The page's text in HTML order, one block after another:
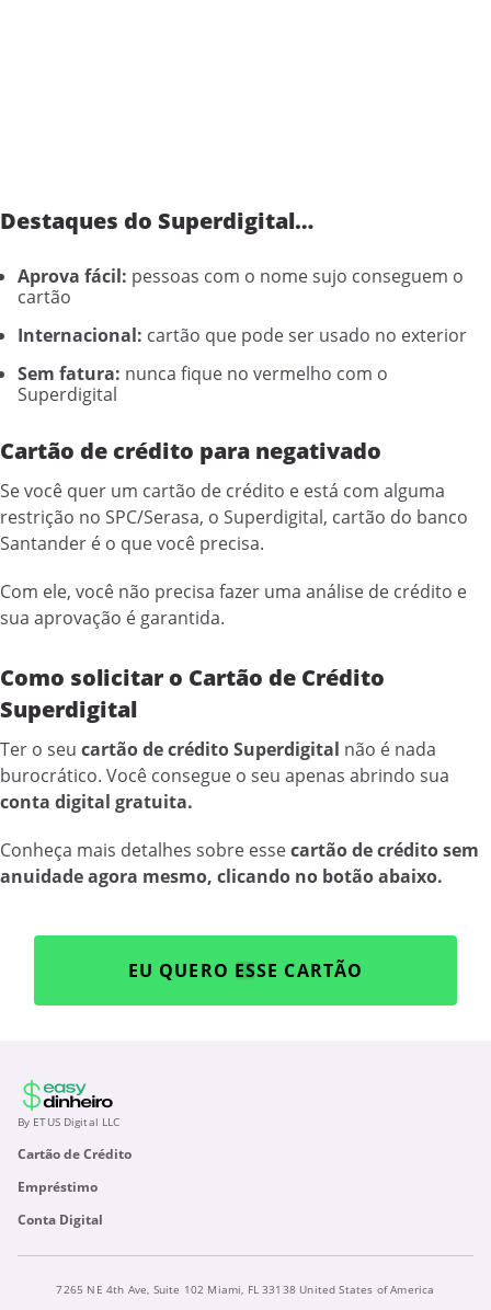
Destaques do Superdigital…
Aprova fácil: pessoas com o nome sujo conseguem o
cartão
Internacional: cartão que pode ser usado no exterior
Sem fatura: nunca fique no vermelho com o
Superdigital
Cartão de crédito para negativado
Se você quer um cartão de crédito e está com alguma
restrição no SPC/Serasa, o Superdigital, cartão do banco
Santander é o que você precisa.
Com ele, você não precisa fazer uma análise de crédito e
sua aprovação é garantida.
Como solicitar o Cartão de Crédito
Superdigital
Ter o seu cartão de crédito Superdigital não é nada
burocrático. Você consegue o seu apenas abrindo sua
conta digital gratuita.
Conheça mais detalhes sobre essecartão de crédito sem
anuidade agora mesmo, clicando no botão abaixo.
EU QUERO ESSE CARTÃO
By ETUS Digital LLC
Cartão de Crédito
Empréstimo
Conta Digital
7265 NE 4th Ave, Suite 102 Miami, FL 33138 United States of America